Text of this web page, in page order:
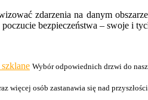
zdarzenia na danym
bezpieczeństwa – swoje i
Wybór odpowiednich drzwi do
więcej osób zastanawia się nad